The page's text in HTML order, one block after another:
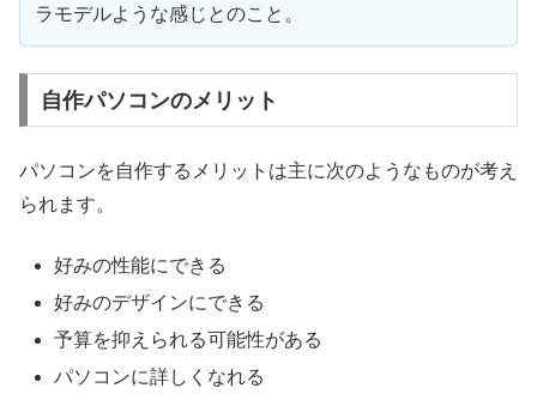
ラモデルような感じとのこと。
自作パソコンのメリット
パソコンを自作するメリットは主に次のようなものが考え
られます。
好みの性能にできる
好みのデザインにできる
予算を抑えられる可能性がある
パソコンに詳しくなれる